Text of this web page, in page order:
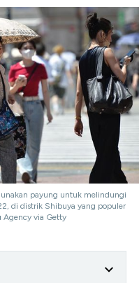
payung untuk melindungi
di distrik Shibuya yang populer
Agency via Getty